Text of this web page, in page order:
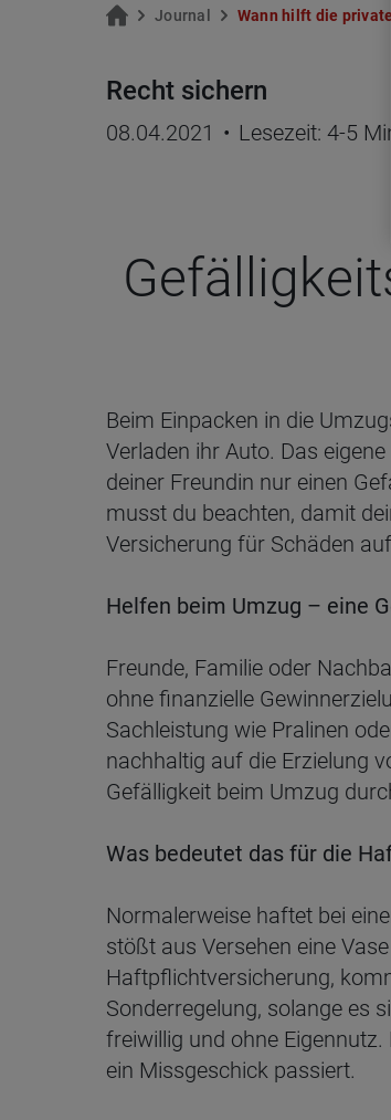
Jour­nal Wann hilft die
Recht sichern
08.04.2021 • Lesezeit: 4-5
Beim Einpacken in die
Verladen ihr Auto. Das
deiner Freundin nur einen
musst du beachten, damit
Versicherung für Schäden
Helfen beim Umzug – eine
Freunde, Familie oder
ohne finanzielle
Sachleistung wie Pralinen
nachhaltig auf die Erzielung
Gefälligkeit beim Umzug
Was bedeutet das für die
Normalerweise haftet bei
stößt aus Versehen eine
Haftpflichtversicherung,
Sonderregelung, solange es
freiwillig und ohne
ein Missgeschick passiert.